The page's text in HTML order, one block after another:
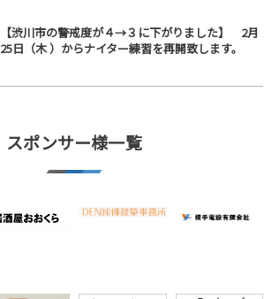
【渋川市の警戒度が４→３に下がりました】 2月
25日（木 ）からナイター練習を再開致します。
スポンサー様一覧